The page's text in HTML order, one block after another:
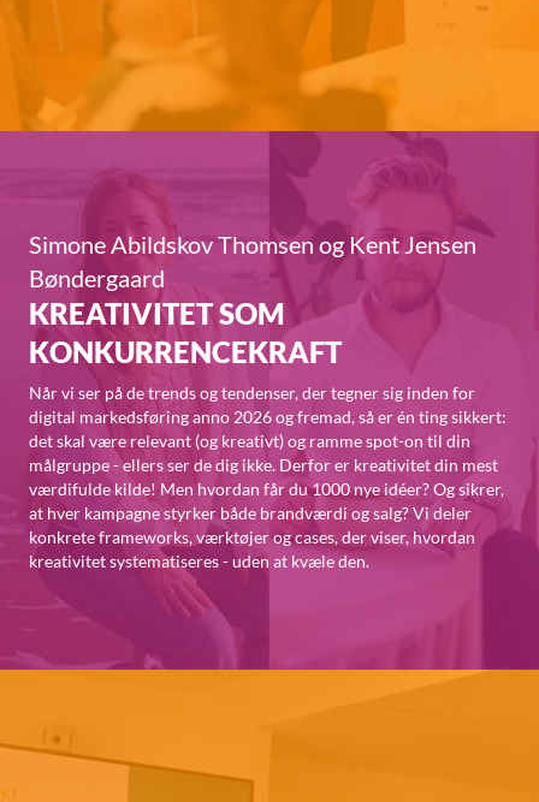
Simone Abildskov Thomsen og Kent Jensen
Bøndergaard
KREATIVITET SOM
KONKURRENCEKRAFT
Når vi ser på de trends og tendenser, der tegner sig inden for
digital markedsføring anno 2026 og fremad, så er én ting sikkert:
det skal være relevant (og kreativt) og ramme spot-on til din
målgruppe - ellers ser de dig ikke. Derfor er kreativitet din mest
værdifulde kilde! Men hvordan får du 1000 nye idéer? Og sikrer,
at hver kampagne styrker både brandværdi og salg? Vi deler
konkrete frameworks, værktøjer og cases, der viser, hvordan
kreativitet systematiseres - uden at kvæle den.